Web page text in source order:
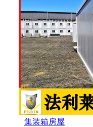
集装箱房屋